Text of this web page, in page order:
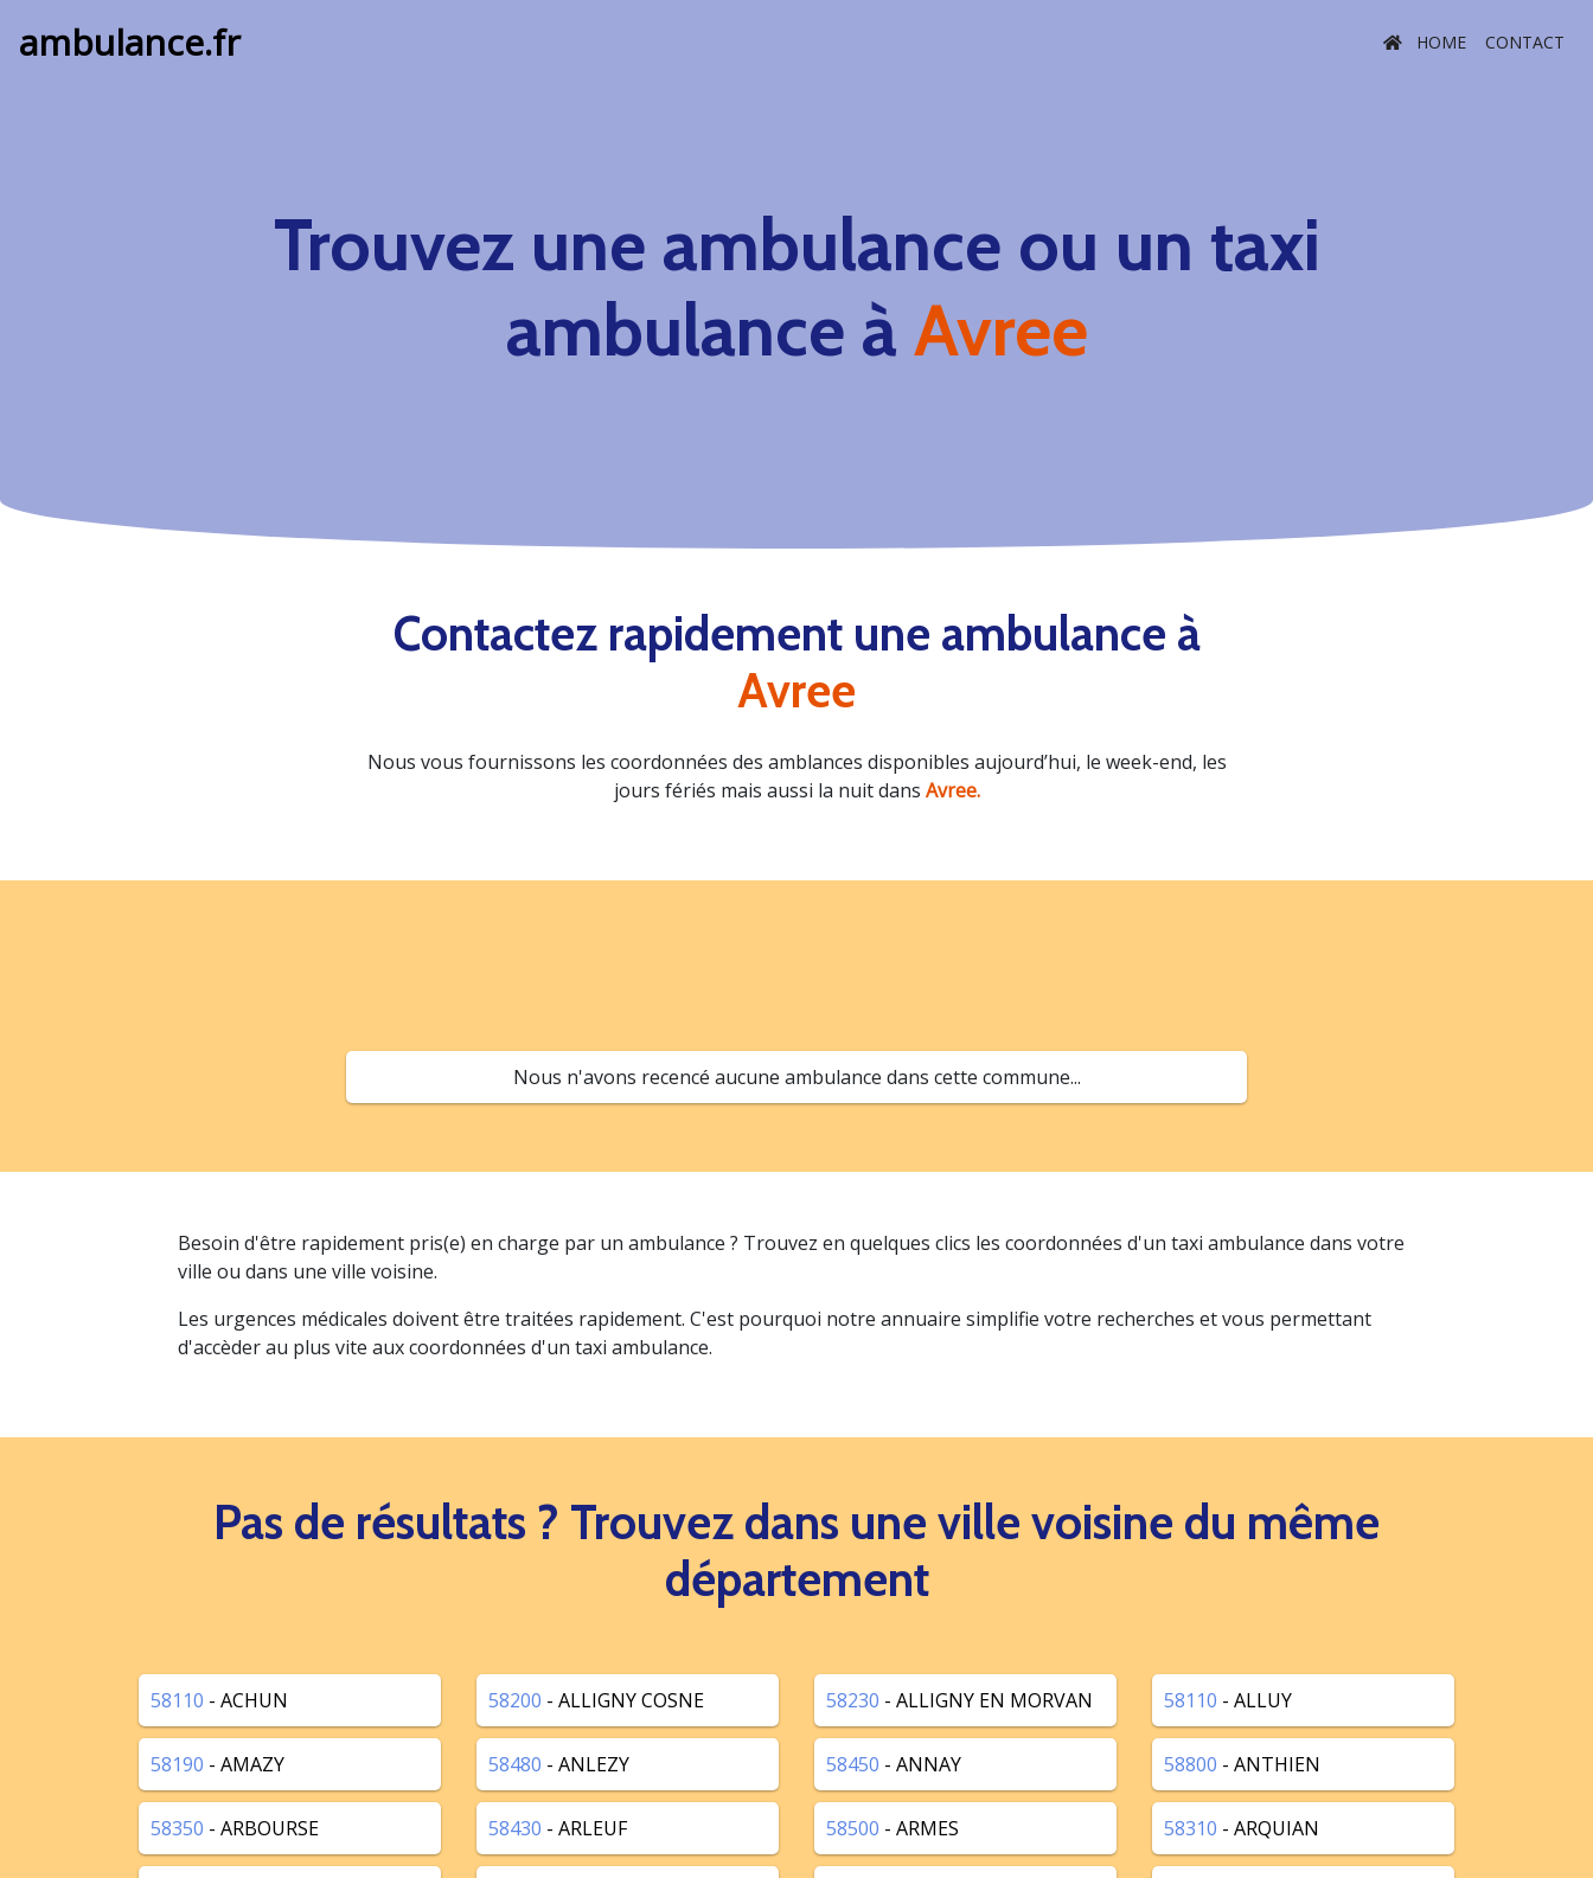
ambulance.fr HOME CONTACT
Trouvez une ambulance ou un taxi
ambulance à Avree
Contactez rapidement une ambulance à
Avree
Nous vous fournissons les coordonnées des amblances disponibles aujourd’hui, le week-end, les
jours fériés mais aussi la nuit dans Avree.
Nous n'avons recencé aucune ambulance dans cette commune...
Besoin d'être rapidement pris(e) en charge par un ambulance ? Trouvez en quelques clics les coordonnées d'un taxi ambulance dans votre
ville ou dans une ville voisine.
Les urgences médicales doivent être traitées rapidement. C'est pourquoi notre annuaire simplifie votre recherches et vous permettant
d'accèder au plus vite aux coordonnées d'un taxi ambulance.
Pas de résultats ? Trouvez dans une ville voisine du même
département
58110 - ACHUN 58200 - ALLIGNY COSNE 58230 - ALLIGNY EN MORVAN 58110 - ALLUY
58190 - AMAZY 58480 - ANLEZY 58450 - ANNAY 58800 - ANTHIEN
58350 - ARBOURSE 58430 - ARLEUF 58500 - ARMES 58310 - ARQUIAN